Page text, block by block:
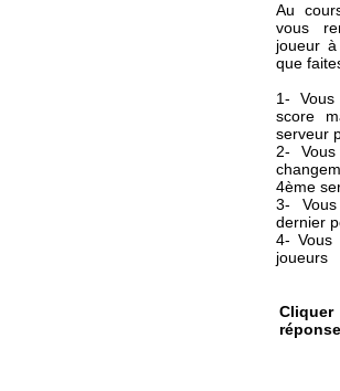
Au
vous
joueur
que
1-
score
serveur
2-
4ème
3-
dernier
4- Vous
joueurs